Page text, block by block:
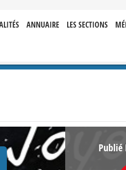
ANNUAIRE LES SECTIONS
Publié